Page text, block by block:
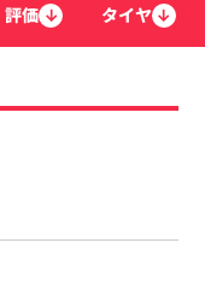
評価 ↓ タイヤ ↓